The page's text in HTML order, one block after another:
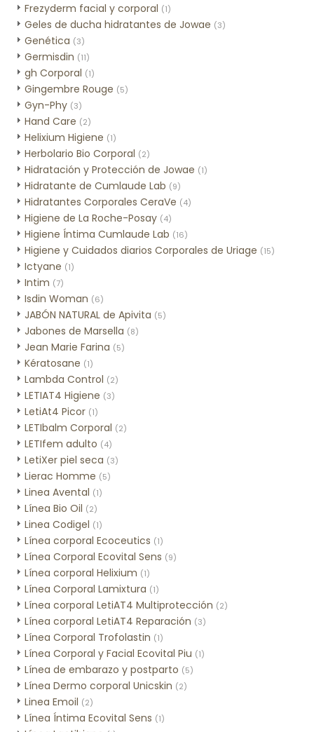
Frezyderm facial y corporal (1)
Geles de ducha hidratantes de Jowae (3)
Genética (3)
Germisdin (11)
gh Corporal (1)
Gingembre Rouge (5)
Gyn-Phy (3)
Hand Care (2)
Helixium Higiene (1)
Herbolario Bio Corporal (2)
Hidratación y Protección de Jowae (1)
Hidratante de Cumlaude Lab (9)
Hidratantes Corporales CeraVe (4)
Higiene de La Roche-Posay (4)
Higiene Íntima Cumlaude Lab (16)
Higiene y Cuidados diarios Corporales de Uriage (15)
Ictyane (1)
Intim (7)
Isdin Woman (6)
JABÓN NATURAL de Apivita (5)
Jabones de Marsella (8)
Jean Marie Farina (5)
Kératosane (1)
Lambda Control (2)
LETIAT4 Higiene (3)
LetiAt4 Picor (1)
LETIbalm Corporal (2)
LETIfem adulto (4)
LetiXer piel seca (3)
Lierac Homme (5)
Linea Avental (1)
Línea Bio Oil (2)
Linea Codigel (1)
Línea corporal Ecoceutics (1)
Línea Corporal Ecovital Sens (9)
Línea corporal Helixium (1)
Línea Corporal Lamixtura (1)
Línea corporal LetiAT4 Multiprotección (2)
Línea corporal LetiAT4 Reparación (3)
Línea Corporal Trofolastin (1)
Línea Corporal y Facial Ecovital Piu (1)
Línea de embarazo y postparto (5)
Línea Dermo corporal Unicskin (2)
Linea Emoil (2)
Línea Íntima Ecovital Sens (1)